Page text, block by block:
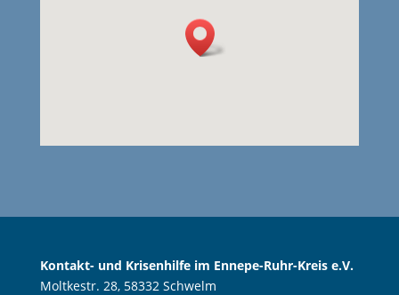
Kontakt- und Krisenhilfe im Ennepe-Ruhr-Kreis e.V.
Moltkestr. 28, 58332 Schwelm